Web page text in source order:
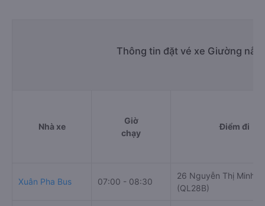
Thông tin đặt vé xe Giường
Nhà xe
Giờ
chạy
Điểm đi
Xuân Pha Bus 07:00 - 08:30
26 Nguyễn Thị Minh
(QL28B)